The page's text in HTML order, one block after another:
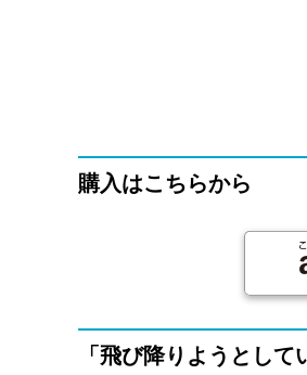
購入はこちらから
「飛び降りようとし